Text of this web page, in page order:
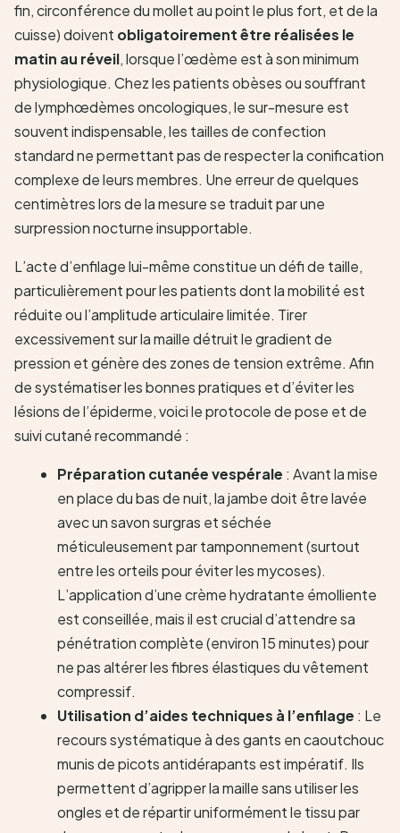
fin, circonférence du mollet au point le plus fort, et de la
cuisse) doivent obligatoirement être réalisées le
matin au réveil, lorsque l’œdème est à son minimum
physiologique. Chez les patients obèses ou souffrant
de lymphœdèmes oncologiques, le sur-mesure est
souvent indispensable, les tailles de confection
standard ne permettant pas de respecter la conification
complexe de leurs membres. Une erreur de quelques
centimètres lors de la mesure se traduit par une
surpression nocturne insupportable.
L’acte d’enfilage lui-même constitue un défi de taille,
particulièrement pour les patients dont la mobilité est
réduite ou l’amplitude articulaire limitée. Tirer
excessivement sur la maille détruit le gradient de
pression et génère des zones de tension extrême. Afin
de systématiser les bonnes pratiques et d’éviter les
lésions de l’épiderme, voici le protocole de pose et de
suivi cutané recommandé :
Préparation cutanée vespérale : Avant la mise
en place du bas de nuit, la jambe doit être lavée
avec un savon surgras et séchée
méticuleusement par tamponnement (surtout
entre les orteils pour éviter les mycoses).
L’application d’une crème hydratante émolliente
est conseillée, mais il est crucial d’attendre sa
pénétration complète (environ 15 minutes) pour
ne pas altérer les fibres élastiques du vêtement
compressif.
Utilisation d’aides techniques à l’enfilage : Le
recours systématique à des gants en caoutchouc
munis de picots antidérapants est impératif. Ils
permettent d’agripper la maille sans utiliser les
ongles et de répartir uniformément le tissu par